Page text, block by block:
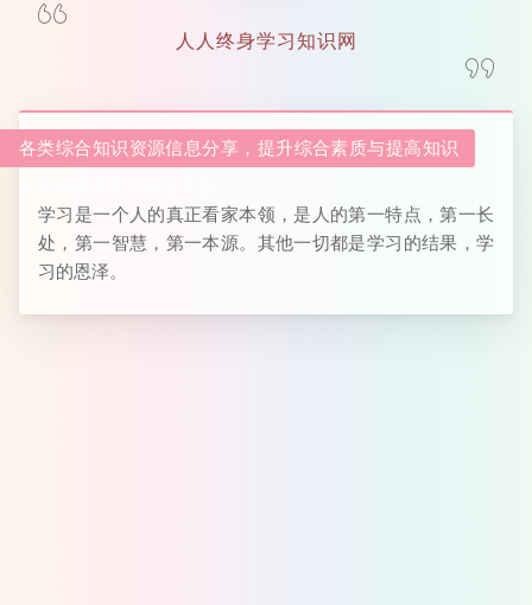
人人终身学习知识网
各类综合知识资源信息分享，提升综合素质与提高知识
学习是一个人的真正看家本领，是人的第一特点，第一长
处，第一智慧，第一本源。其他一切都是学习的结果，学
习的恩泽。